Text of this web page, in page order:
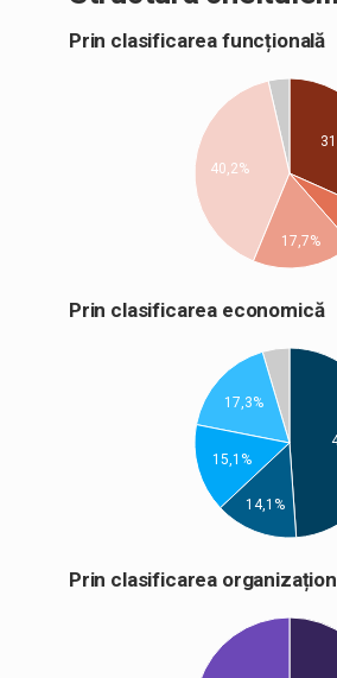
Prin clasificarea funcțională
40,2%
17,7%
Prin clasificarea economică
17,3%
15,1%
14,1%
Prin clasificarea